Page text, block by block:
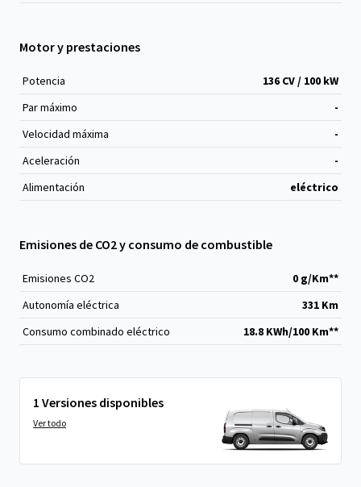
Motor y prestaciones
Potencia
136 CV / 100 kW
Par máximo
-
Velocidad máxima
-
Aceleración
-
Alimentación
eléctrico
Emisiones de CO2 y consumo de combustible
Emisiones CO2
0 g/Km**
Autonomía eléctrica
331 Km
Consumo combinado eléctrico
18.8 KWh/100 Km**
1 Versiones disponibles
Ver todo